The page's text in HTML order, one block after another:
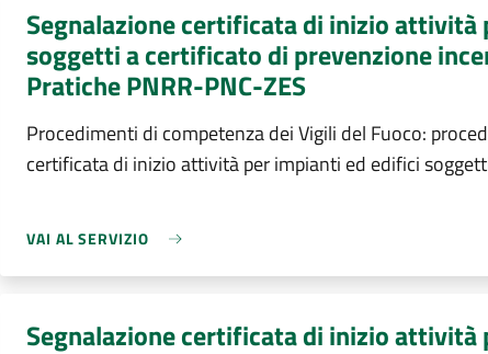
Segnalazione certificata di inizio
soggetti a certificato di prevenzione
Pratiche PNRR-PNC-ZES
Procedimenti di competenza dei Vigili del Fuoco:
certificata di inizio attività per impianti ed edifici
VAI AL SERVIZIO
Segnalazione certificata di inizio attività